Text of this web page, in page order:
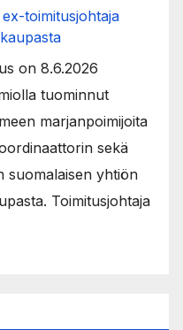
toimitusjohtaja
on 8.6.2026
tuominnut
marjanpoimijoita
sekä
suomalaisen yhtiön
Toimitusjohtaja